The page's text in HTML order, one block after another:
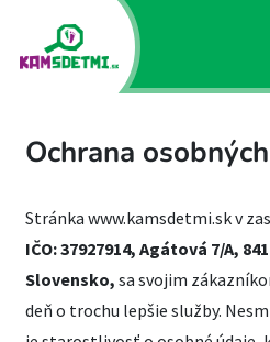
Ochrana
Stránka www.kamsdetmi.sk v
IČO: 37927914, Agátová 7/A,
Slovensko, sa svojim
deň o trochu lepšie služby.